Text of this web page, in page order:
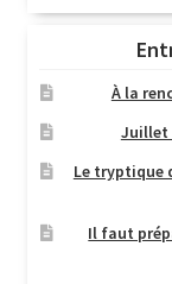
À la
Juillet
Le tryptique
Il faut